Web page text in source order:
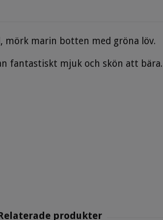
mörk marin botten med gröna löv.
fantastiskt mjuk och skön att